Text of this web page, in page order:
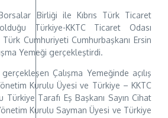
Birliği ile Kıbrıs Türk Ticaret
Türkiye-KKTC Ticaret Odası
Türk Cumhuriyeti Cumhurbaşkanı Ersin
Yemeği gerçekleştirdi.
Çalışma Yemeğinde açılış
Kurulu Üyesi ve Türkiye – KKTC
Türkiye Tarafı Eş Başkanı Sayın Cihat
Kurulu Sayman Üyesi ve Türkiye